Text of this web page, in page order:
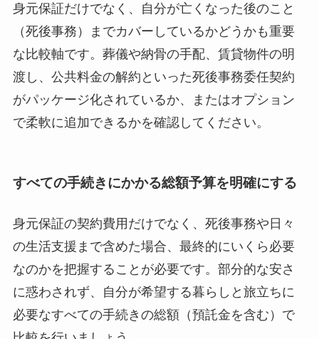
身元保証だけでなく、自分が亡くなった後のこと
（死後事務）までカバーしているかどうかも重要
な比較軸です。葬儀や納骨の手配、賃貸物件の明
渡し、公共料金の解約といった死後事務委任契約
がパッケージ化されているか、またはオプション
で柔軟に追加できるかを確認してください。
すべての手続きにかかる総額予算を明確にする
身元保証の契約費用だけでなく、死後事務や日々
の生活支援まで含めた場合、最終的にいくら必要
なのかを把握することが必要です。部分的な安さ
に惑わされず、自分が希望する暮らしと旅立ちに
必要なすべての手続きの総額（預託金を含む）で